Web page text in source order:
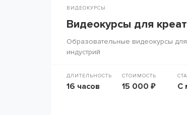
ВИДЕОКУРСЫ
Видеокурсы для
Образовательные видеокурсы
индустрий
ДЛИТЕЛЬНОСТЬ
16 часов
СТОИМОСТЬ
15 000 ₽ С